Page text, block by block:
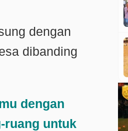
dengan
dibanding
dengan
ruang untuk